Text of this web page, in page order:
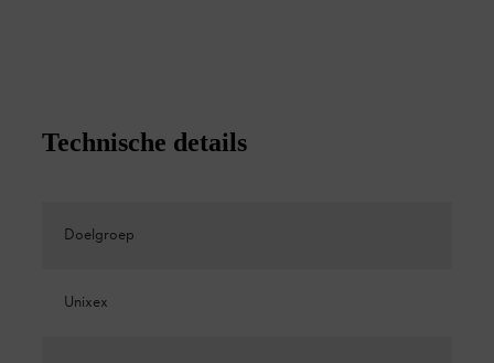
Technische details
Doelgroep
Unixex